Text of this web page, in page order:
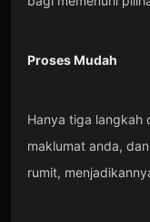
Proses Mudah
Hanya tiga langkah
maklumat anda,
rumit,